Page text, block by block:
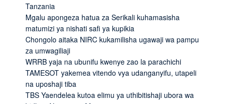
Tanzania
Mgalu apongeza hatua za Serikali kuhamasisha
matumizi ya nishati safi ya kupikia
Chongolo aitaka NIRC kukamilisha ugawaji wa pampu
za umwagiliaji
WRRB yaja na ubunifu kwenye zao la parachichi
TAMESOT yakemea vitendo vya udanganyifu, utapeli
na uposhaji tiba
TBS Yaendelea kutoa elimu ya uthibitishaji ubora wa